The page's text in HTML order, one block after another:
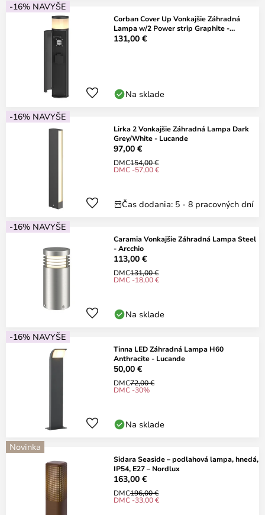
-16% NAVYŠE
Corban Cover Up Vonkajšie Záhradná
Lampa w/2 Power strip Graphite -
Lucande
131,00 €
Na sklade
-16% NAVYŠE
Lirka 2 Vonkajšie Záhradná Lampa Dark
Grey/White - Lucande
97,00 €
DMC154,00 €
DMC -57,00 €
Čas dodania: 5 - 8 pracovných dní
-16% NAVYŠE
Caramia Vonkajšie Záhradná Lampa Steel
- Arcchio
113,00 €
DMC131,00 €
DMC -18,00 €
Na sklade
-16% NAVYŠE
Tinna LED Záhradná Lampa H60
Anthracite - Lucande
50,00 €
DMC72,00 €
DMC -30%
Na sklade
Novinka
Sidara Seaside – podlahová lampa, hnedá,
IP54, E27 – Nordlux
163,00 €
DMC196,00 €
DMC -33,00 €